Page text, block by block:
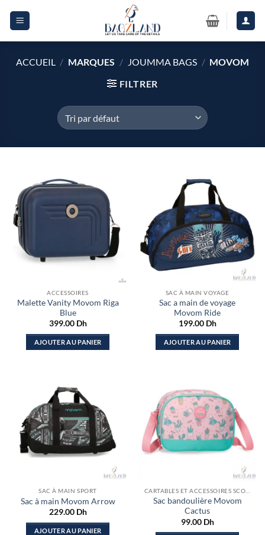
ACCUEIL / MARQUES / JOUMMA BAGS / MOVOM
FILTRER
ACCESSOIRES
Malette Vanity Movom Riga
Blue
399.00 Dh
AJOUTER AU PANIER
SAC À MAIN VOYAGE
Sac a main de voyage
Movom Ride
199.00 Dh
AJOUTER AU PANIER
SAC À MAIN SPORT
Sac à main Movom Arrow
229.00 Dh
AJOUTER AU PANIER
CARTABLES ET ACCESSOIRES SCOLAIRES
Sac bandoulière Movom
Cactus
99.00 Dh